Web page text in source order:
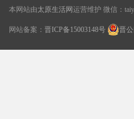
本网站由太原生活网 运营维护 微信：
网站备案： 晋ICP备15003148号 晋